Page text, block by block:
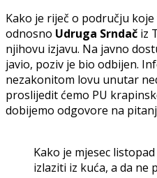
Kako je riječ o području koje
odnosno Udruga Srndač iz
njihovu izjavu. Na javno
javio, poziv je bio odbijen.
nezakonitom lovu unutar
proslijedit ćemo PU
dobijemo odgovore na
Kako je mjesec
izlaziti iz kuća, a da ne